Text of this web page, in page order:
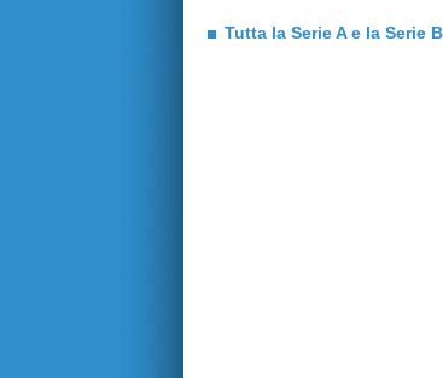
Tutta la Serie A e la Serie